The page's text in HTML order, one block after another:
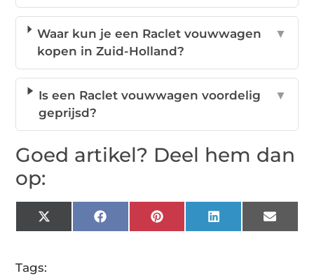
Waar kun je een Raclet vouwwagen
kopen in Zuid-Holland?
▼
Is een Raclet vouwwagen voordelig
geprijsd?
▼
Goed artikel? Deel hem dan
op:
X
(Twitter)
FacebookPinterestLinkedIn Email
Tags: